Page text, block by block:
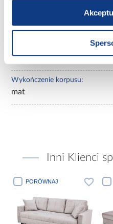
2-drzwiowa
mat
Wykończenie korpusu:
mat
Inni Klienci
PORÓWNAJ